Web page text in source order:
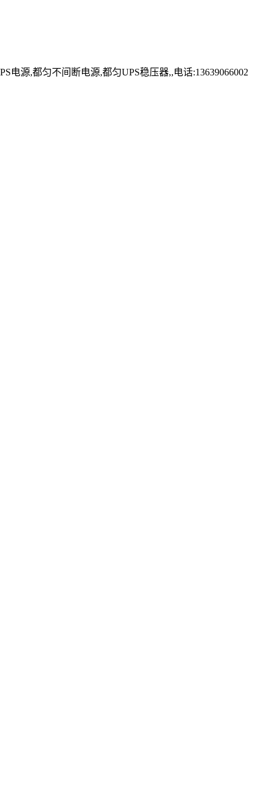
源,都匀不间断电源,都匀UPS稳压器,,电话:13639066002